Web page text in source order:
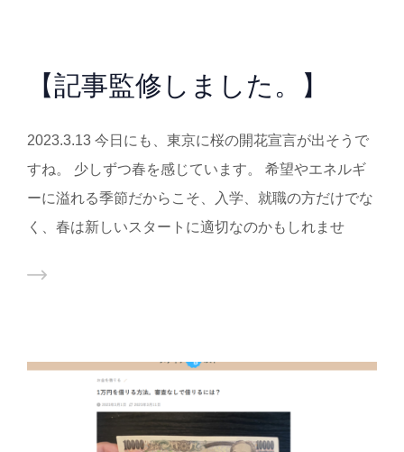
【記事監修しました。】
2023.3.13 今日にも、東京に桜の開花宣言が出そうで
すね。 少しずつ春を感じています。 希望やエネルギ
ーに溢れる季節だからこそ、入学、就職の方だけでな
く、春は新しいスタートに適切なのかもしれませ